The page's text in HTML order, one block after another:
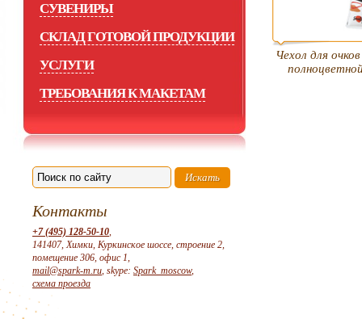
СУВЕНИРЫ
СКЛАД ГОТОВОЙ ПРОДУКЦИИ
УСЛУГИ
ТРЕБОВАНИЯ К МАКЕТАМ
Контакты
+7 (495) 128-50-10,
141407, Химки, Куркинское шоссе, строение 2,
помещение 306, офис 1,
mail@spark-m.ru, skype: Spark_moscow,
схема проезда
Чехол для